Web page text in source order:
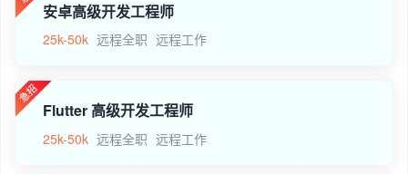
安卓高级开发工程师
25k-50k 远程全职 远程工作
Flutter 高级开发工程师
25k-50k 远程全职 远程工作